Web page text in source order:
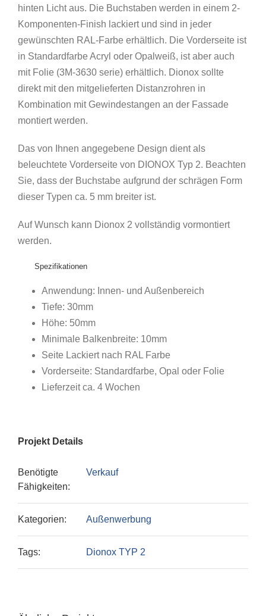
hinten Licht aus. Die Buchstaben werden in einem 2-
Komponenten-Finish lackiert und sind in jeder
gewünschten RAL-Farbe erhältlich. Die Vorderseite ist
in Standardfarbe Acryl oder Opalweiß, ist aber auch
mit Folie (3M-3630 serie) erhältlich. Dionox sollte
direkt mit den mitgelieferten Distanzrohren in
Kombination mit Gewindestangen an der Fassade
montiert werden.
Das von Ihnen angegebene Design dient als
beleuchtete Vorderseite von DIONOX Typ 2. Beachten
Sie, dass der Buchstabe aufgrund der schrägen Form
dieser Typen ca. 5 mm breiter ist.
Auf Wunsch kann Dionox 2 vollständig vormontiert
werden.
Spezifikationen
Anwendung: Innen- und Außenbereich
Tiefe: 30mm
Höhe: 50mm
Minimale Balkenbreite: 10mm
Seite Lackiert nach RAL Farbe
Vorderseite: Standardfarbe, Opal oder Folie
Lieferzeit ca. 4 Wochen
Projekt Details
Benötigte
Fähigkeiten:
Verkauf
Kategorien: Außenwerbung
Tags: Dionox TYP 2